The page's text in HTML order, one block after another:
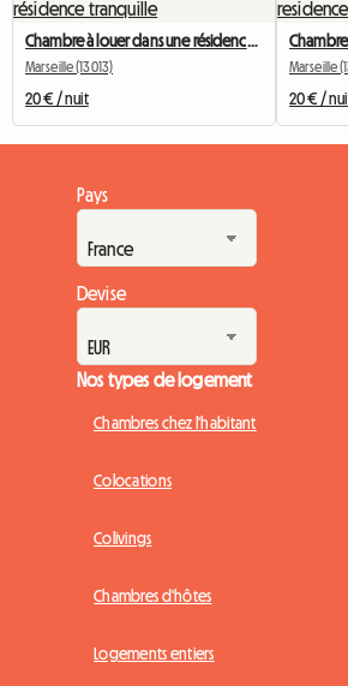
Chambre à louer dans une résidence tranquille
Marseille (13013)
20 € / nuit
Marseille
20 € /
Pays
Devise
Nos types de logement
Chambres chez l'habitant
Colocations
Colivings
Chambres d'hôtes
Logements entiers